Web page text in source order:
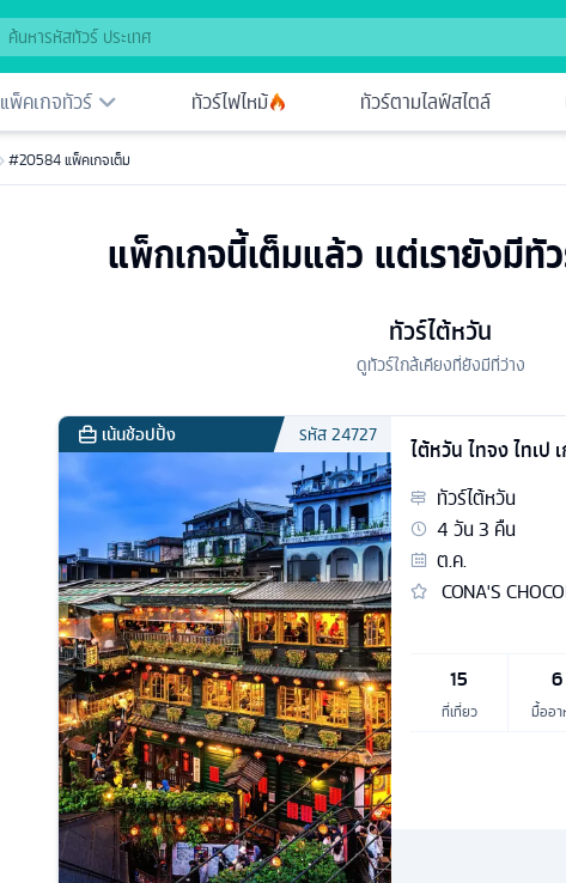
แพ็คเกจทัวร์ ทัวร์ไฟไหม้ ทัวร์ตามไลฟ์สไตล์
#20584 แพ็คเกจเต็ม
แพ็กเกจนี้เต็มแล้ว แต่เรายังมีทั
ทัวร์ไต้หวัน
ดูทัวร์ใกล้เคียงที่ยังมีที่ว่าง
เน้นช้อปปิ้ง รหัส24727
ไต้หวัน ไทจง ไทเป
ทัวร์ไต้หวัน
4วัน3 คืน
ต.ค.
CONA'S
15
ที่เที่ยว
6
มื้ออา